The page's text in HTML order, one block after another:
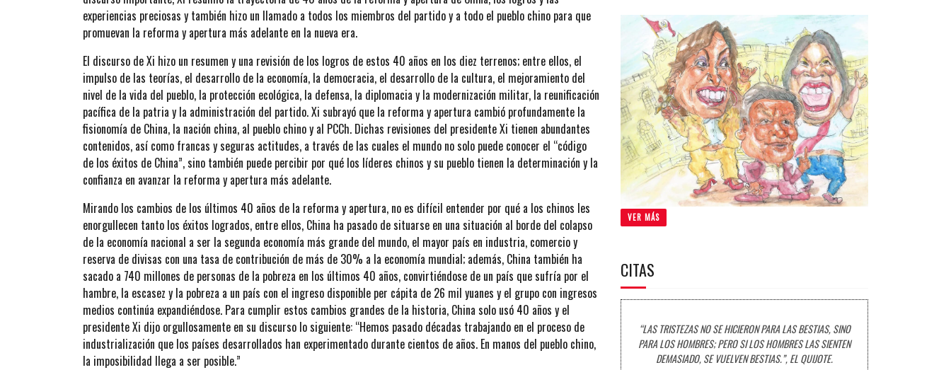
experiencias preciosas y también hizo un llamado a todos los miembros del partido y a todo el pueblo chino para que
promuevan la reforma y apertura más adelante en la nueva era.
El discurso de Xi hizo un resumen y una revisión de los logros de estos 40 años en los diez terrenos; entre ellos, el
impulso de las teorías, el desarrollo de la economía, la democracia, el desarrollo de la cultura, el mejoramiento del
nivel de la vida del pueblo, la protección ecológica, la defensa, la diplomacia y la modernización militar, la reunificación
pacífica de la patria y la administración del partido. Xi subrayó que la reforma y apertura cambió profundamente la
fisionomía de China, la nación china, al pueblo chino y al PCCh. Dichas revisiones del presidente Xi tienen abundantes
contenidos, así como francas y seguras actitudes, a través de las cuales el mundo no solo puede conocer el “código
de los éxitos de China”, sino también puede percibir por qué los líderes chinos y su pueblo tienen la determinación y la
confianza en avanzar la reforma y apertura más adelante.
Mirando los cambios de los últimos 40 años de la reforma y apertura, no es difícil entender por qué a los chinos les
enorgullecen tanto los éxitos logrados, entre ellos, China ha pasado de situarse en una situación al borde del colapso
de la economía nacional a ser la segunda economía más grande del mundo, el mayor país en industria, comercio y
reserva de divisas con una tasa de contribución de más de 30% a la economía mundial; además, China también ha
sacado a 740 millones de personas de la pobreza en los últimos 40 años, convirtiéndose de un país que sufría por el
hambre, la escasez y la pobreza a un país con el ingreso disponible per cápita de 26 mil yuanes y el grupo con ingresos
medios continúa expandiéndose. Para cumplir estos cambios grandes de la historia, China solo usó 40 años y el
presidente Xi dijo orgullosamente en su discurso lo siguiente: “Hemos pasado décadas trabajando en el proceso de
industrialización que los países desarrollados han experimentado durante cientos de años. En manos del pueblo chino,
la imposibilidad llega a ser posible.”
VER MÁS
CITAS
“LAS TRISTEZAS NO SE HICIERON PARA LAS BESTIAS, SINO
PARA LOS HOMBRES; PERO SI LOS HOMBRES LAS SIENTEN
DEMASIADO, SE VUELVEN BESTIAS.”, EL QUIJOTE.